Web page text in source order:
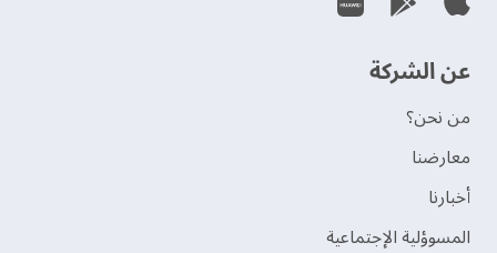
عن الشركة
من نحن؟
‫معارضنا‬
‫أخبارنا‬
المسوؤلية الإجتماعية